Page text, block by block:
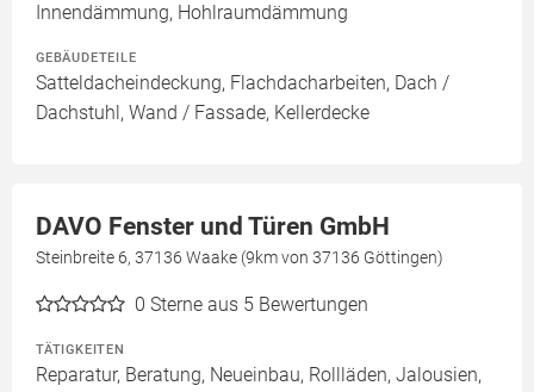
Innendämmung, Hohlraumdämmung
GEBÄUDETEILE
Satteldacheindeckung, Flachdacharbeiten, Dach /
Dachstuhl, Wand / Fassade, Kellerdecke
DAVO Fenster und Türen GmbH
Steinbreite 6, 37136 Waake (9km von 37136 Göttingen)
0 Sterne aus 5 Bewertungen
TÄTIGKEITEN
Reparatur, Beratung, Neueinbau, Rollläden, Jalousien,